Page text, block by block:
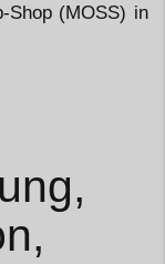
Shop (MOSS) in